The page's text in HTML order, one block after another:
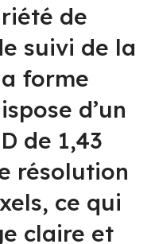
de
suivi de la
forme
d’un
de 1,43
résolution
ce qui
claire et